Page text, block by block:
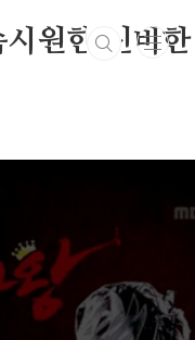
원한 신비한